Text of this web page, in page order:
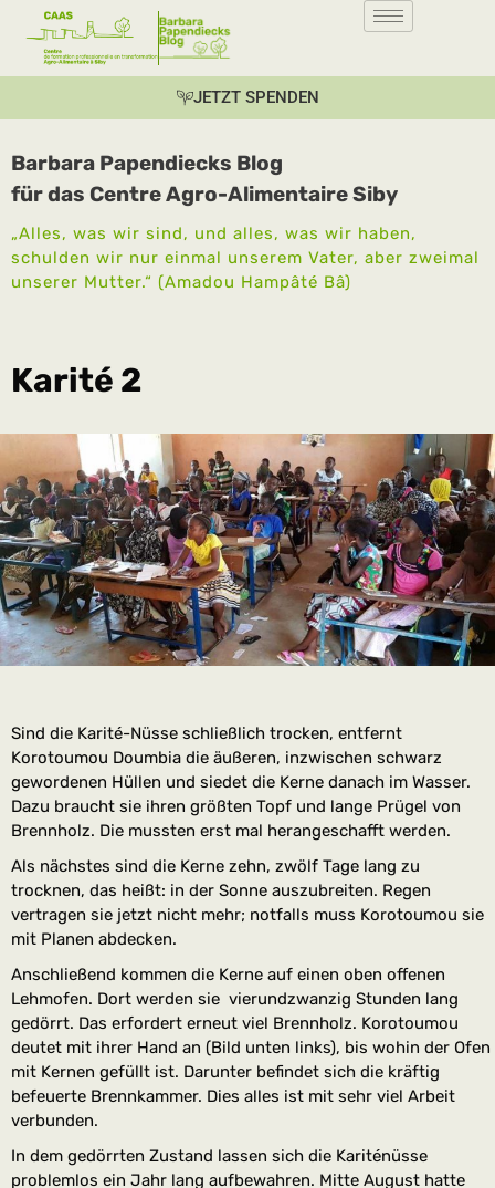
JETZT SPENDEN
Barbara Papendiecks Blog
für das Centre Agro-Alimentaire Siby
„Alles, was wir sind, und alles, was wir haben,
schulden wir nur einmal unserem Vater, aber zweimal
unserer Mutter.“ (Amadou Hampâté Bâ)
Karité 2
Sind die Karité-Nüsse schließlich trocken, entfernt
Korotoumou Doumbia die äußeren, inzwischen schwarz
gewordenen Hüllen und siedet die Kerne danach im Wasser.
Dazu braucht sie ihren größten Topf und lange Prügel von
Brennholz. Die mussten erst mal herangeschafft werden.
Als nächstes sind die Kerne zehn, zwölf Tage lang zu
trocknen, das heißt: in der Sonne auszubreiten. Regen
vertragen sie jetzt nicht mehr; notfalls muss Korotoumou sie
mit Planen abdecken.
Anschließend kommen die Kerne auf einen oben offenen
Lehmofen. Dort werden sie vierundzwanzig Stunden lang
gedörrt. Das erfordert erneut viel Brennholz. Korotoumou
deutet mit ihrer Hand an (Bild unten links), bis wohin der Ofen
mit Kernen gefüllt ist. Darunter befindet sich die kräftig
befeuerte Brennkammer. Dies alles ist mit sehr viel Arbeit
verbunden.
In dem gedörrten Zustand lassen sich die Kariténüsse
problemlos ein Jahr lang aufbewahren. Mitte August hatte